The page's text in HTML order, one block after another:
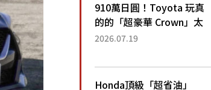
910萬日圓！Toyota 玩真
的的「超豪華 Crown」太
厲害了！採用由「匠人技
運動化「底盤設定」！還配
備專屬豪華...
2026.07.19
Honda頂級「超省油」